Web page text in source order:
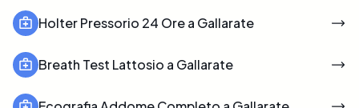
Holter Pressorio 24 Ore a Gallarate
Breath Test Lattosio a Gallarate